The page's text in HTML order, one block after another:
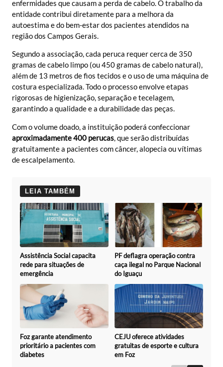
enfermidades que causam a perda de cabelo. O trabalho da
entidade contribui diretamente para a melhora da
autoestima e do bem-estar dos pacientes atendidos na
região dos Campos Gerais.
Segundo a associação, cada peruca requer cerca de 350
gramas de cabelo limpo (ou 450 gramas de cabelo natural),
além de 13 metros de fios tecidos e o uso de uma máquina de
costura especializada. Todo o processo envolve etapas
rigorosas de higienização, separação e tecelagem,
garantindo a qualidade e a durabilidade das peças.
Com o volume doado, a instituição poderá confeccionar
aproximadamente 400 perucas , que serão distribuídas
gratuitamente a pacientes com câncer, alopecia ou vítimas
de escalpelamento.
LEIA TAMBÉM
Assistência Social capacita
rede para situações de
emergência
PF deflagra operação contra
caça ilegal no Parque Nacional
do Iguaçu
Foz garante atendimento
prioritário a pacientes com
diabetes
CEJU oferece atividades
gratuitas de esporte e cultura
em Foz